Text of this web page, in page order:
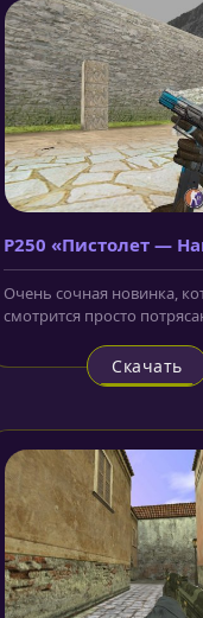
P250 «Пистолет —
Очень сочная новинка,
смотрится просто
Скачать